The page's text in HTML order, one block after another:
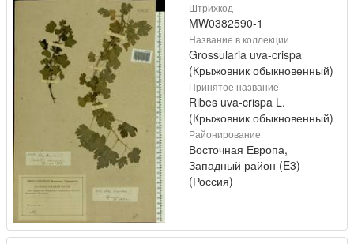
Штрихкод
MW0382590-1
Название в коллекции
Grossularia uva-crispa
(Крыжовник обыкновенный)
Принятое название
Ribes uva-crispa L.
(Крыжовник обыкновенный)
Районирование
Восточная Европа,
Западный район (E3)
(Россия)